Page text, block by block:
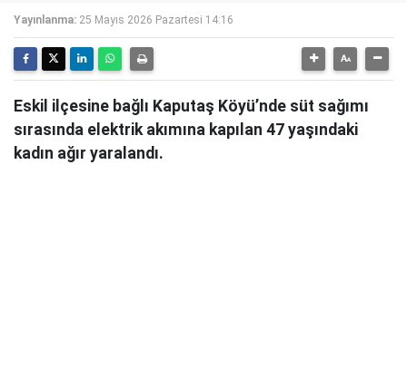
Yayınlanma: 25 Mayıs 2026 Pazartesi 14:16
Eskil ilçesine bağlı Kaputaş Köyü’nde süt sağımı
sırasında elektrik akımına kapılan 47 yaşındaki
kadın ağır yaralandı.